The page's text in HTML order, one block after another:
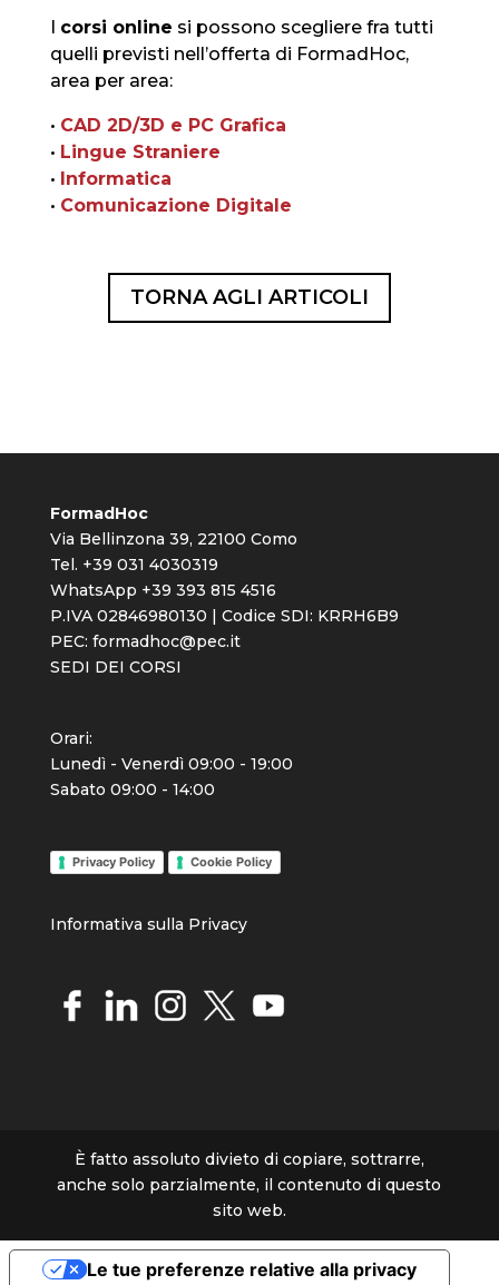
I corsi online si possono scegliere fra tutti
quelli previsti nell’offerta di FormadHoc,
area per area:
• CAD 2D/3D e PC Grafica
• Lingue Straniere
• Informatica
• Comunicazione Digitale
TORNA AGLI ARTICOLI
FormadHoc
Via Bellinzona 39, 22100 Como
Tel. +39 031 4030319
WhatsApp +39 393 815 4516
P.IVA 02846980130 | Codice SDI: KRRH6B9
PEC: formadhoc@pec.it
SEDI DEI CORSI
Orari:
Lunedì - Venerdì 09:00 - 19:00
Sabato 09:00 - 14:00
Privacy Policy Cookie Policy
Informativa sulla Privacy
È fatto assoluto divieto di copiare, sottrarre,
anche solo parzialmente, il contenuto di questo
sito web.
Le tue preferenze relative alla privacy